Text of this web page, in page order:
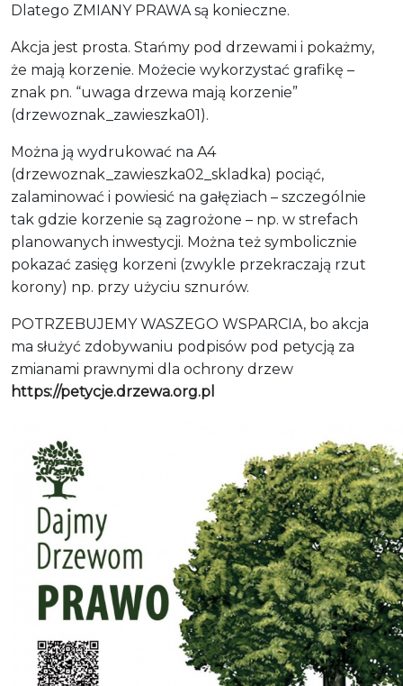
Dlatego ZMIANY PRAWA są konieczne.
Akcja jest prosta. Stańmy pod drzewami i pokażmy,
że mają korzenie. Możecie wykorzystać grafikę –
znak pn. “uwaga drzewa mają korzenie”
(drzewoznak_zawieszka01).
Można ją wydrukować na A4
(drzewoznak_zawieszka02_skladka) pociąć,
zalaminować i powiesić na gałęziach – szczególnie
tak gdzie korzenie są zagrożone – np. w strefach
planowanych inwestycji. Można też symbolicznie
pokazać zasięg korzeni (zwykle przekraczają rzut
korony) np. przy użyciu sznurów.
POTRZEBUJEMY WASZEGO WSPARCIA, bo akcja
ma służyć zdobywaniu podpisów pod petycją za
zmianami prawnymi dla ochrony drzew
https://petycje.drzewa.org.pl